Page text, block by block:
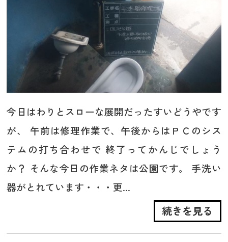
今日はわりとスローな展開だったすいどうやです
が、 午前は修理作業で、午後からはＰＣのシス
テムの打ち合わせで 終了ってかんじでしょう
か？ そんな今日の作業ネタは公園です。 手洗い
器がとれています・・・更...
続きを見る